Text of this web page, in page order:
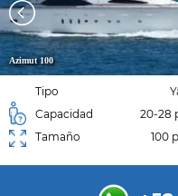
Azimut 100
Tipo
Capacidad
20-28
Tamaño
100